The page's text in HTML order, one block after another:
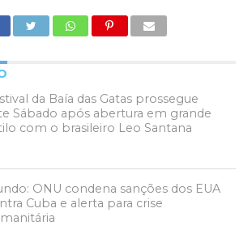
da Baía das Gatas prossegue
Sábado após abertura em grande
com o brasileiro Leo Santana
ONU condena sanções dos EUA
Cuba e alerta para crise